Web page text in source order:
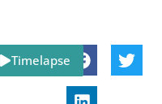
Share:
Timelapse